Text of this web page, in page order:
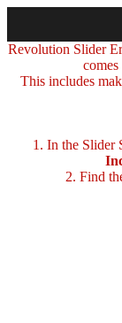
Revolution Slider
This includes
1. In the Slider
2. Find